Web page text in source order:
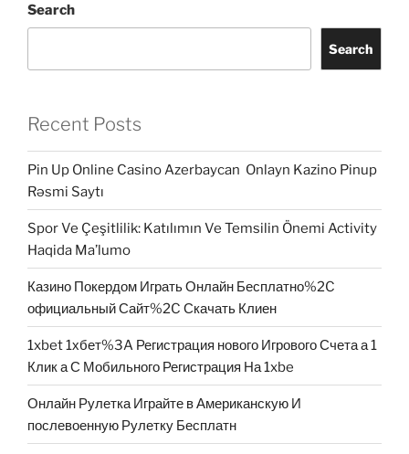
Search
Search
Recent Posts
Pin Up Online Casino Azerbaycan ️ Onlayn Kazino Pinup
Rəsmi Saytı
Spor Ve Çeşitlilik: Katılımın Ve Temsilin Önemi Activity
Haqida Ma’lumo
Казино Покердом Играть Онлайн Бесплатно%2C
официальный Сайт%2C Скачать Клиен
1xbet 1хбет%3A Регистрация нового Игрового Счета а 1
Клик а С Мобильного Регистрация На 1xbe
Онлайн Рулетка Играйте в Американскую И
послевоенную Рулетку Бесплатн